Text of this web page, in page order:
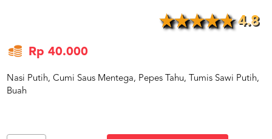
4.8
Rp 40.000
Nasi Putih, Cumi Saus Mentega, Pepes Tahu, Tumis Sawi Putih,
Buah